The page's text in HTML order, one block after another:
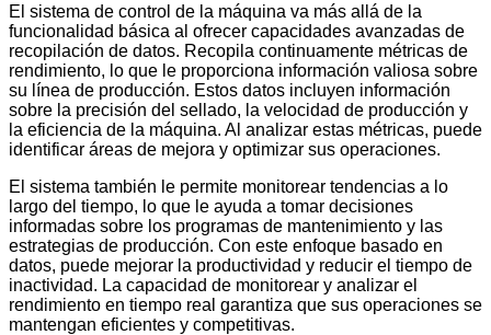
El sistema de control de la máquina va más allá de la
funcionalidad básica al ofrecer capacidades avanzadas de
recopilación de datos. Recopila continuamente métricas de
rendimiento, lo que le proporciona información valiosa sobre
su línea de producción. Estos datos incluyen información
sobre la precisión del sellado, la velocidad de producción y
la eficiencia de la máquina. Al analizar estas métricas, puede
identificar áreas de mejora y optimizar sus operaciones.
El sistema también le permite monitorear tendencias a lo
largo del tiempo, lo que le ayuda a tomar decisiones
informadas sobre los programas de mantenimiento y las
estrategias de producción. Con este enfoque basado en
datos, puede mejorar la productividad y reducir el tiempo de
inactividad. La capacidad de monitorear y analizar el
rendimiento en tiempo real garantiza que sus operaciones se
mantengan eficientes y competitivas.